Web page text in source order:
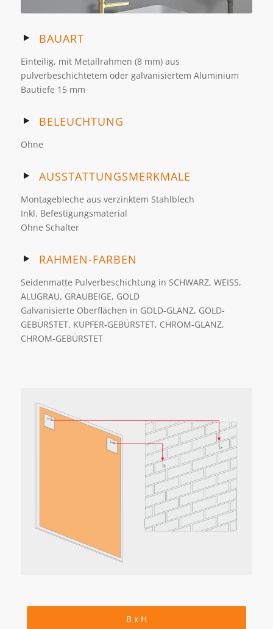
BAUART
Einteilig, mit Metallrahmen (8 mm) aus
pulverbeschichtetem oder galvanisiertem Aluminium
Bautiefe 15 mm
BELEUCHTUNG
Ohne
AUSSTATTUNGSMERKMALE
Montagebleche aus verzinktem Stahlblech
Inkl. Befestigungsmaterial
Ohne Schalter
RAHMEN-FARBEN
Seidenmatte Pulverbeschichtung in SCHWARZ, WEISS,
ALUGRAU, GRAUBEIGE, GOLD
Galvanisierte Oberflächen in GOLD-GLANZ, GOLD-
GEBÜRSTET, KUPFER-GEBÜRSTET, CHROM-GLANZ,
CHROM-GEBÜRSTET
B x H